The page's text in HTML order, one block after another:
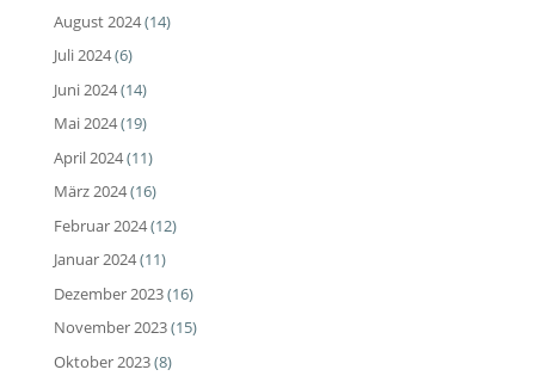
August 2024(14)
Juli 2024(6)
Juni 2024(14)
Mai 2024(19)
April 2024(11)
März 2024(16)
Februar 2024(12)
Januar 2024(11)
Dezember 2023(16)
November 2023(15)
Oktober 2023(8)